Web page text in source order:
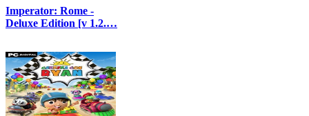
Imperator: Rome -
Deluxe Edition [v 1.2.…